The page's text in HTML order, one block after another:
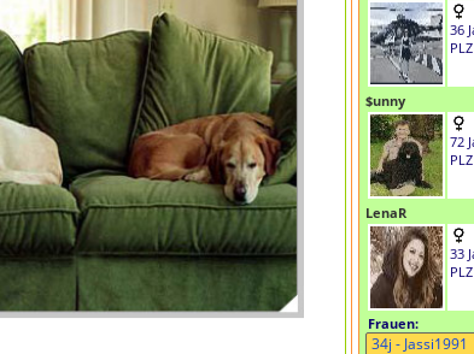
36
$unny
72
LenaR
33
Frauen: